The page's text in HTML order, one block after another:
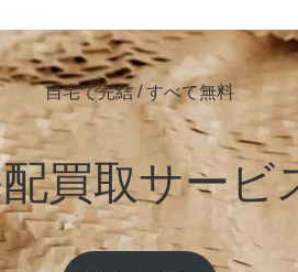
自宅で完結 / すべて無料
買取サービ